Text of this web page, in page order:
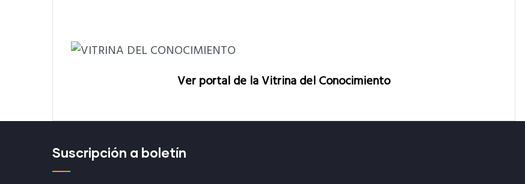
Ver portal de la Vitrina del Conocimiento
Suscripción a boletín